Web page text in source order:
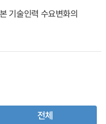
기술인력 수요변화의
전체